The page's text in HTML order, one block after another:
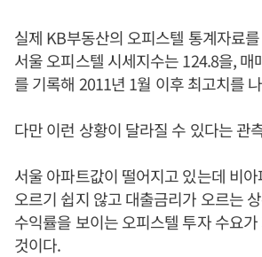
실제 KB부동산의 오피스텔 통계자료
서울 오피스텔 시세지수는 124.8을, 매
를 기록해 2011년 1월 이후 최고치를
다만 이런 상황이 달라질 수 있다는 관
서울 아파트값이 떨어지고 있는데 비
오르기 쉽지 않고 대출금리가 오르는
수익률을 보이는 오피스텔 투자 수요
것이다.